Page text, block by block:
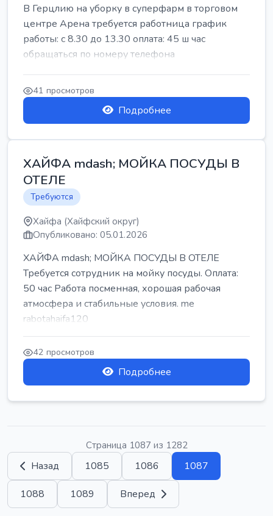
В Герцлию на уборку в суперфарм в торговом
центре Арена требуется работница график
работы: с 8.30 до 13.30 оплата: 45 ш час
обращаться по номеру телефона
41 просмотров
Подробнее
ХАЙФА mdash; МОЙКА ПОСУДЫ В
ОТЕЛЕ
Требуются
Хайфа (Хайфский округ)
Опубликовано: 05.01.2026
ХАЙФА mdash; МОЙКА ПОСУДЫ В ОТЕЛЕ
Требуется сотрудник на мойку посуды. Оплата:
50 час Работа посменная, хорошая рабочая
атмосфера и стабильные условия. me
rabotahaifa120
42 просмотров
Подробнее
Страница 1087 из 1282
Назад 1085 1086 1087
1088 1089 Вперед